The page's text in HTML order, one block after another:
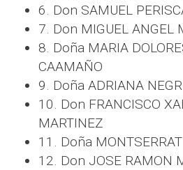
6. Don SAMUEL
7. Don MIGUEL ANGEL
8. Doña MARIA
CAAMAÑO
9. Doña ADRIANA
10. Don FRANCISCO
MARTINEZ
11. Doña
12. Don JOSE RAMON